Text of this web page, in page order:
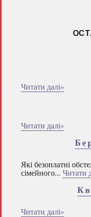
Читати далі»
Читати далі»
Які безоплатні
сімейного... Читати
Читати далі»